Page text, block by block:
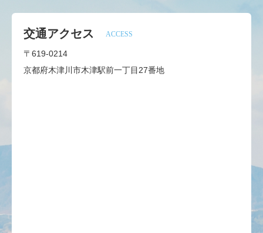
交通アクセス ACCESS
〒619-0214
京都府木津川市木津駅前一丁目27番地